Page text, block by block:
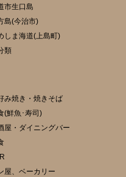
市生口島
島(今治市)
しま海道(上島町)
類
み焼き・焼きそば
(鮮魚･寿司)
屋・ダイニングバー
屋、ベーカリー